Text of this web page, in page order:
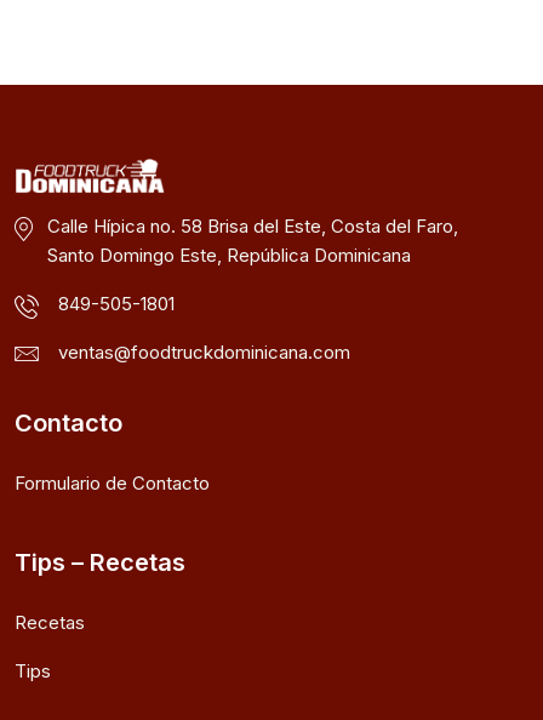
Calle Hípica no. 58 Brisa del Este, Costa del Faro,
Santo Domingo Este, República Dominicana
849-505-1801
ventas@foodtruckdominicana.com
Contacto
Formulario de Contacto
Tips – Recetas
Recetas
Tips